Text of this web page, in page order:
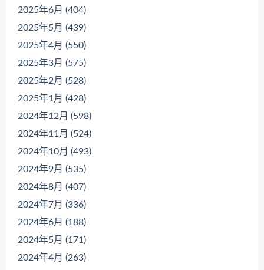
2025年6月 (404)
2025年5月 (439)
2025年4月 (550)
2025年3月 (575)
2025年2月 (528)
2025年1月 (428)
2024年12月 (598)
2024年11月 (524)
2024年10月 (493)
2024年9月 (535)
2024年8月 (407)
2024年7月 (336)
2024年6月 (188)
2024年5月 (171)
2024年4月 (263)